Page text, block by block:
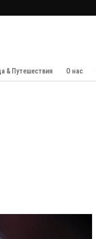
& Путешествия О нас